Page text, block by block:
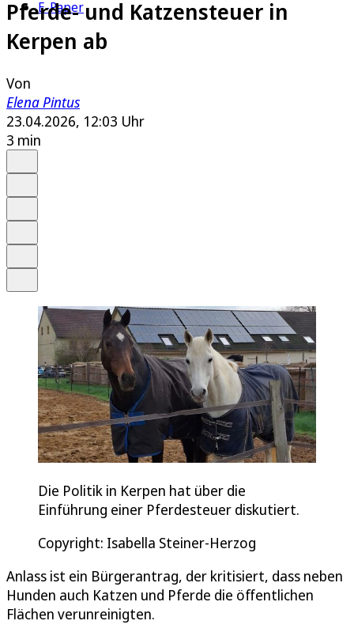
E-Paper
Pferde- und Katzensteuer in
Kerpen ab
Von
Elena Pintus
23.04.2026, 12:03 Uhr
3 min
Die Politik in Kerpen hat über die
Einführung einer Pferdesteuer diskutiert.
Copyright: Isabella Steiner-Herzog
Anlass ist ein Bürgerantrag, der kritisiert, dass neben
Hunden auch Katzen und Pferde die öffentlichen
Flächen verunreinigten.